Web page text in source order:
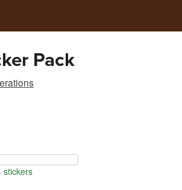
Pack
stickers